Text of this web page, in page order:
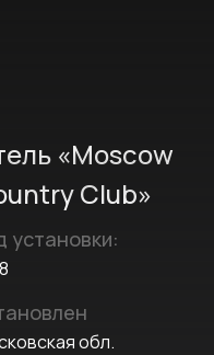
«Moscow
Club»
установки:
обл.